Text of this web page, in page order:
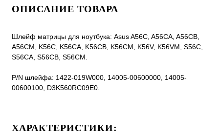
ОПИСАНИЕ ТОВАРА
Шлейф матрицы для ноутбука: Asus A56C, A56CA, A56CB,
A56CM, K56C, K56CA, K56CB, K56CM, K56V, K56VM, S56C,
S56CA, S56CB, S56CM.
P/N шлейфа: 1422-019W000, 14005-00600000, 14005-
00600100, D3K560RC09E0.
ХАРАКТЕРИСТИКИ: